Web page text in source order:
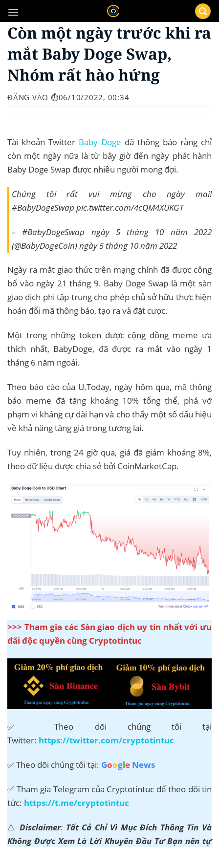
qua
nội
dung
Còn một ngày trước khi ra
mắt Baby Doge Swap,
Nhóm rất hào hứng
ĐĂNG VÀO ⏱️06/10/2022, 00:34
Tài khoản Twitter Baby Doge đã thông báo rằng chỉ
còn một ngày nữa là từ bây giờ đến ngày phát hành
Baby Doge Swap được nhiều người mong đợi.
Chúng tôi rất vui mừng cho ngày mai!
#BabyDogeSwap pic.twitter.com/4cQM4XUKGT
– #BabyDogeSwap ngày 5 tháng 10 năm 2022
(@BabyDogeCoin) ngày 5 tháng 10 năm 2022
Ngày ra mắt giao thức trên mạng chính đã được công
bố vào ngày 21 tháng 9. Baby Doge Swap là một sàn
giao dịch phi tập trung cho phép chủ sở hữu thực hiện
hoán đổi mã thông báo, tạo ra và đặt cược.
Một trong những token được cộng đồng meme ưa
thích nhất, BabyDoge, đã được ra mắt vào ngày 1
tháng 6 năm ngoái.
Theo báo cáo của U.Today, ngày hôm qua, mã thông
báo meme đã tăng khoảng 10% tổng thể, phá vỡ
phạm vi kháng cự dài hạn và cho thấy một số dấu hiệu
về khả năng tăng giá trong tương lai.
Tuy nhiên, trong 24 giờ qua, giá đã giảm khoảng 8%,
theo dữ liệu được chia sẻ bởi CoinMarketCap.
>>> Tham gia các Sàn giao dịch uy tín nhất với ưu
đãi độc quyền cùng Cryptotintuc
✅ Theo dõi chúng tôi tại
Twitter: https://twitter.com/cryptotintuc
✅ Theo dõi chúng tôi tại: Google News
✅ Tham gia Telegram của Cryptotintuc để theo dõi tin
tức: https://t.me/cryptotintuc
⚠️Disclaimer: Tất Cả Chỉ Vì Mục Đích Thông Tin Và
Không Được Xem Là Lời Khuyên Đầu Tư Bạn nên tự